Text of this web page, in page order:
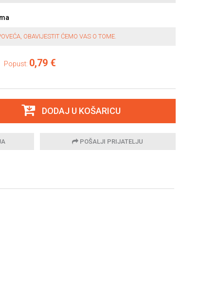
OBAVIJESTIT ĆEMO VAS O TOME.
Popust: 0,79 €
DODAJ U KOŠARICU
POŠALJI PRIJATELJU